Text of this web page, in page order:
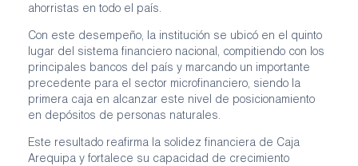
ahorristas en todo el país.
Con este desempeño, la institución se ubicó en el quinto
lugar del sistema financiero nacional, compitiendo con los
principales bancos del país y marcando un importante
precedente para el sector microfinanciero, siendo la
primera caja en alcanzar este nivel de posicionamiento
en depósitos de personas naturales.
Este resultado reafirma la solidez financiera de Caja
Arequipa y fortalece su capacidad de crecimiento